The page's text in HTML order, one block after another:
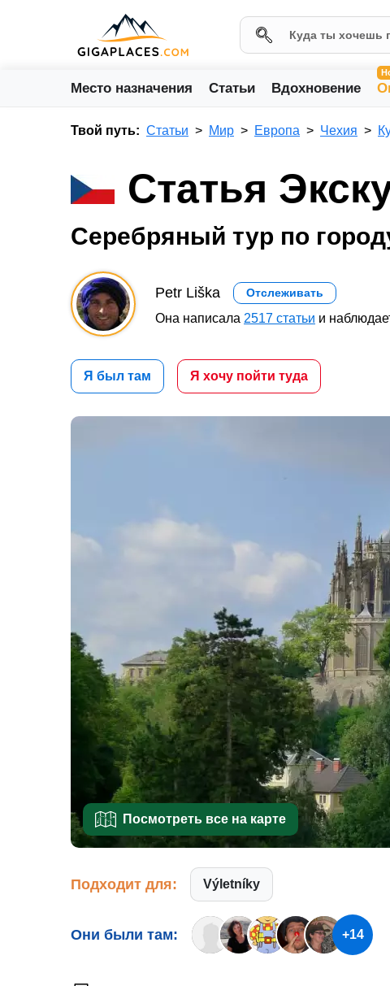
Место назначения Статьи Вдохновение
Твой путь: Статьи Мир Европа Чехия
Статья
Серебряный тур по
Petr Liška Отслеживать
Она написала 2517 статьи и
Я был там Я хочу пойти туда
Посмотреть все на карте
Подходит для: Výletníky
Они были там: +14